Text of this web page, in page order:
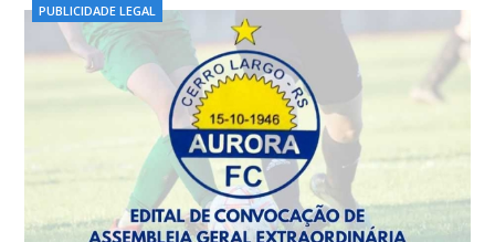
PUBLICIDADE LEGAL